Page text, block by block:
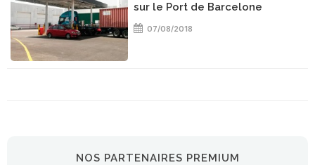
sur le Port de Barcelone
07/08/2018
NOS PARTENAIRES PREMIUM